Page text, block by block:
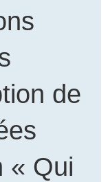
de
« Qui